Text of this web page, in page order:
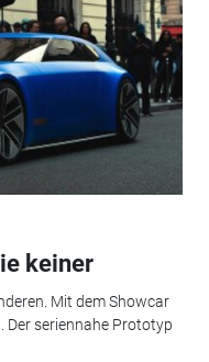
keiner
Mit dem Showcar
Der seriennahe Prototyp